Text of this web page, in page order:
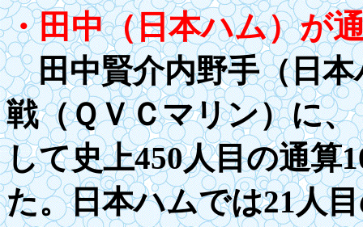
・田中（日本ハム）が
田中賢介内野手（日本
戦（ＱＶＣマリン）に
して史上450人目の通算
た。日本ハムでは21人